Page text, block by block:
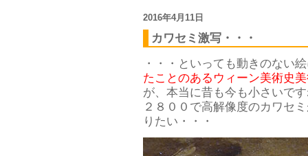
2016年4月11日
カワセミ激写・・・
・・・といっても動きのない
たことのあるウィーン美術史
が、本当に昔も今も小さいで
２８００で高解像度のカワセ
りたい・・・